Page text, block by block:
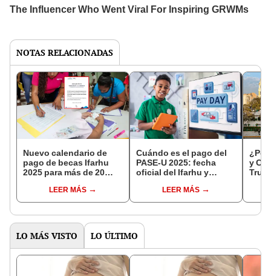
NOTAS RELACIONADAS
Nuevo calendario de
pago de becas Ifarhu
2025 para más de 20
qué día entregan el
PASE-U y hasta cuándo
LEER MÁS
Cuándo es el pago del
PASE-U 2025: fecha
oficial del Ifarhu y
de la beca Universal por
cheques y ACH
LEER MÁS
¿Por
y
LO MÁS VISTO LO ÚLTIMO